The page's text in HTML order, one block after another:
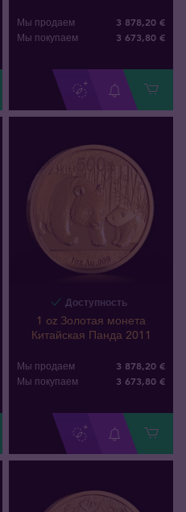
Мы продаем 3 878,20 €
Мы покупаем 3 673,80 €
Доступность
1 oz Золотая монета
Китайская Панда 2011
Мы продаем 3 878,20 €
Мы покупаем 3 673,80 €